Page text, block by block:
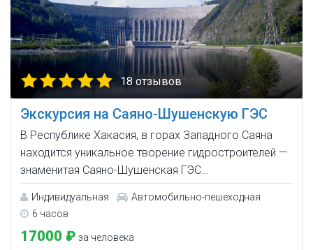
18 отзывов
Экскурсия на Саяно-Шушенскую ГЭС
В Республике Хакасия, в горах Западного Саяна
находится уникальное творение гидростроителей —
знаменитая Саяно-Шушенская ГЭС…
Индивидуальная
Автомобильно-пешеходная
6 часов
17000 ₽ за человека